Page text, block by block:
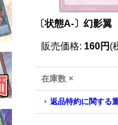
〔状態A-〕幻影翼
販売価格: 160円 (
在庫数 ×
返品特約に関する